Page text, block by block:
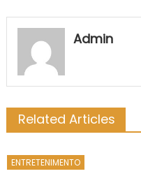
Admin
Related Articles
ENTRETENIMENTO